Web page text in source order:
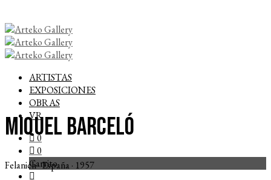
ARTISTAS
EXPOSICIONES
OBRAS
VR
0
0
Carrito
Miquel Barceló
Felanich · España · 1957